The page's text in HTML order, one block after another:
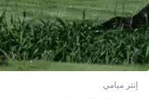
إنتر ميامي